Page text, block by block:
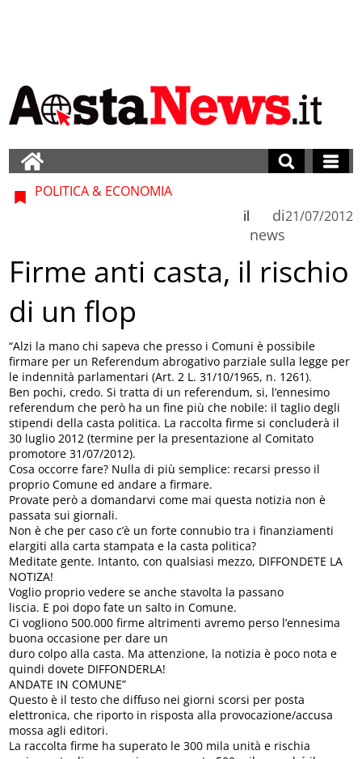
POLITICA & ECONOMIA
di
news
il 21/07/2012
Firme anti casta, il rischio
di un flop
“Alzi la mano chi sapeva che presso i Comuni è possibile
firmare per un Referendum abrogativo parziale sulla legge per
le indennità parlamentari (Art. 2 L. 31/10/1965, n. 1261).
Ben pochi, credo. Si tratta di un referendum, si, l’ennesimo
referendum che però ha un fine più che nobile: il taglio degli
stipendi della casta politica. La raccolta firme si concluderà il
30 luglio 2012 (termine per la presentazione al Comitato
promotore 31/07/2012).
Cosa occorre fare? Nulla di più semplice: recarsi presso il
proprio Comune ed andare a firmare.
Provate però a domandarvi come mai questa notizia non è
passata sui giornali.
Non è che per caso c’è un forte connubio tra i finanziamenti
elargiti alla carta stampata e la casta politica?
Meditate gente. Intanto, con qualsiasi mezzo, DIFFONDETE LA
NOTIZA!
Voglio proprio vedere se anche stavolta la passano
liscia. E poi dopo fate un salto in Comune.
Ci vogliono 500.000 firme altrimenti avremo perso l’ennesima
buona occasione per dare un
duro colpo alla casta. Ma attenzione, la notizia è poco nota e
quindi dovete DIFFONDERLA!
ANDATE IN COMUNE”
Questo è il testo che diffuso nei giorni scorsi per posta
elettronica, che riporto in risposta alla provocazione/accusa
mossa agli editori.
La raccolta firme ha superato le 300 mila unità e rischia